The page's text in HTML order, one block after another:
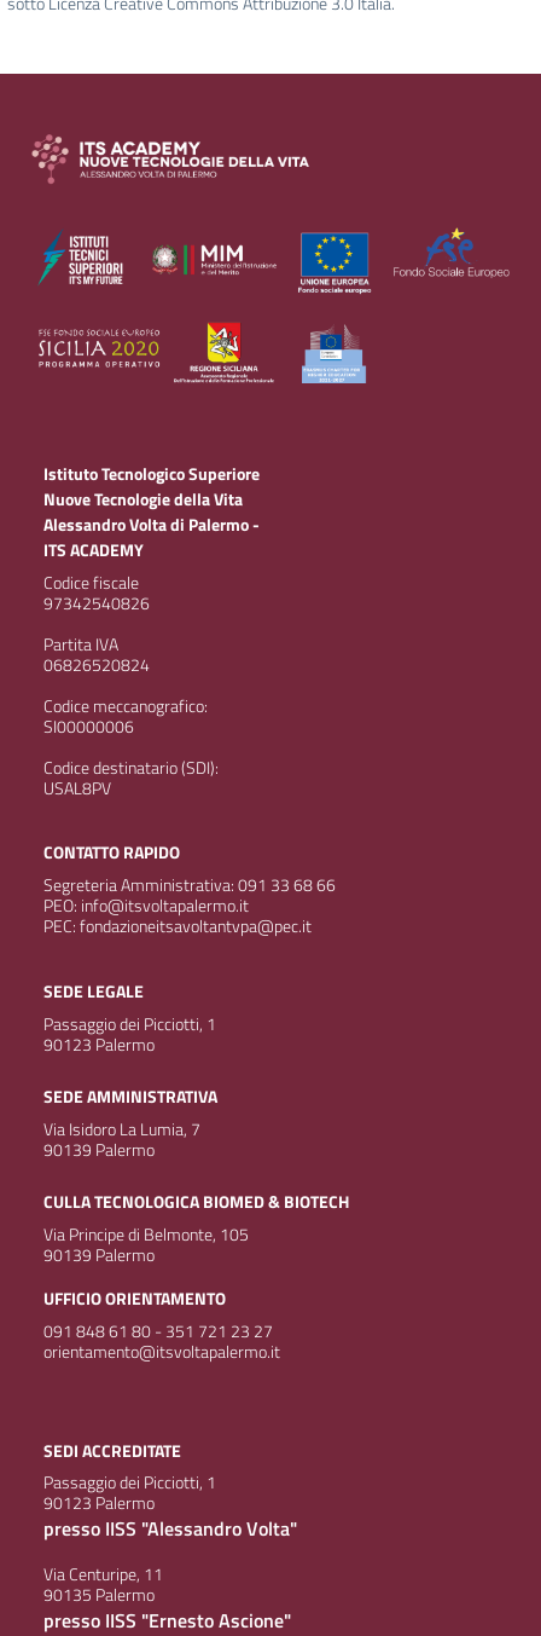
Istituto Tecnologico Superiore
Nuove Tecnologie della Vita
Alessandro Volta di Palermo -
ITS ACADEMY
Codice fiscale
97342540826
Partita IVA
06826520824
Codice meccanografico:
SI00000006
Codice destinatario (SDI):
USAL8PV
CONTATTO RAPIDO
Segreteria Amministrativa: 091 33 68 66
PEO: info@itsvoltapalermo.it
PEC: fondazioneitsavoltantvpa@pec.it
SEDE LEGALE
Passaggio dei Picciotti, 1
90123 Palermo
SEDE AMMINISTRATIVA
Via Isidoro La Lumia, 7
90139 Palermo
CULLA TECNOLOGICA BIOMED & BIOTECH
Via Principe di Belmonte, 105
90139 Palermo
UFFICIO ORIENTAMENTO
091 848 61 80 - 351 721 23 27
orientamento@itsvoltapalermo.it
SEDI ACCREDITATE
Passaggio dei Picciotti, 1
90123 Palermo
presso IISS "Alessandro Volta"
Via Centuripe, 11
90135 Palermo
presso IISS "Ernesto Ascione"